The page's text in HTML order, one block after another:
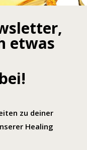
etwas
zu deiner
Healing